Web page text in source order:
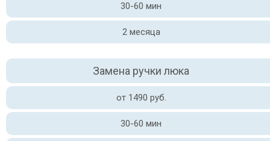
30-60 мин
2 месяца
Замена ручки люка
от 1490 руб.
30-60 мин